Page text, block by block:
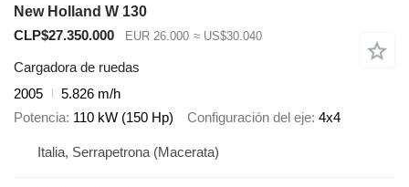
New Holland W 130
CLP$27.350.000
EUR 26.000 ≈ US$30.040
Cargadora de ruedas
2005
5.826 m/h
Potencia 110 kW (150 Hp) Configuración del eje 4x4
Italia, Serrapetrona (Macerata)